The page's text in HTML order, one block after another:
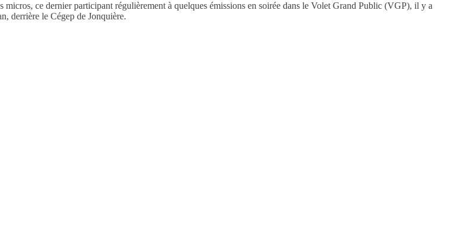
ce dernier participant régulièrement à quelques émissions en soirée dans le Volet Grand Public (VGP), il y a
derrière le Cégep de Jonquière.